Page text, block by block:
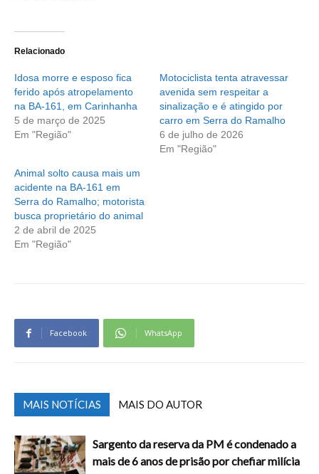
Relacionado
Idosa morre e esposo fica
ferido após atropelamento
na BA-161, em Carinhanha
5 de março de 2025
Em "Região"
Motociclista tenta atravessar
avenida sem respeitar a
sinalização e é atingido por
carro em Serra do Ramalho
6 de julho de 2026
Em "Região"
Animal solto causa mais um
acidente na BA-161 em
Serra do Ramalho; motorista
busca proprietário do animal
2 de abril de 2025
Em "Região"
Facebook WhatsApp
MAIS NOTÍCIAS MAIS DO AUTOR
Sargento da reserva da PM é condenado a
mais de 6 anos de prisão por chefiar milícia